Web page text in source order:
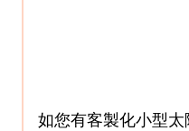
如您有客製化小型